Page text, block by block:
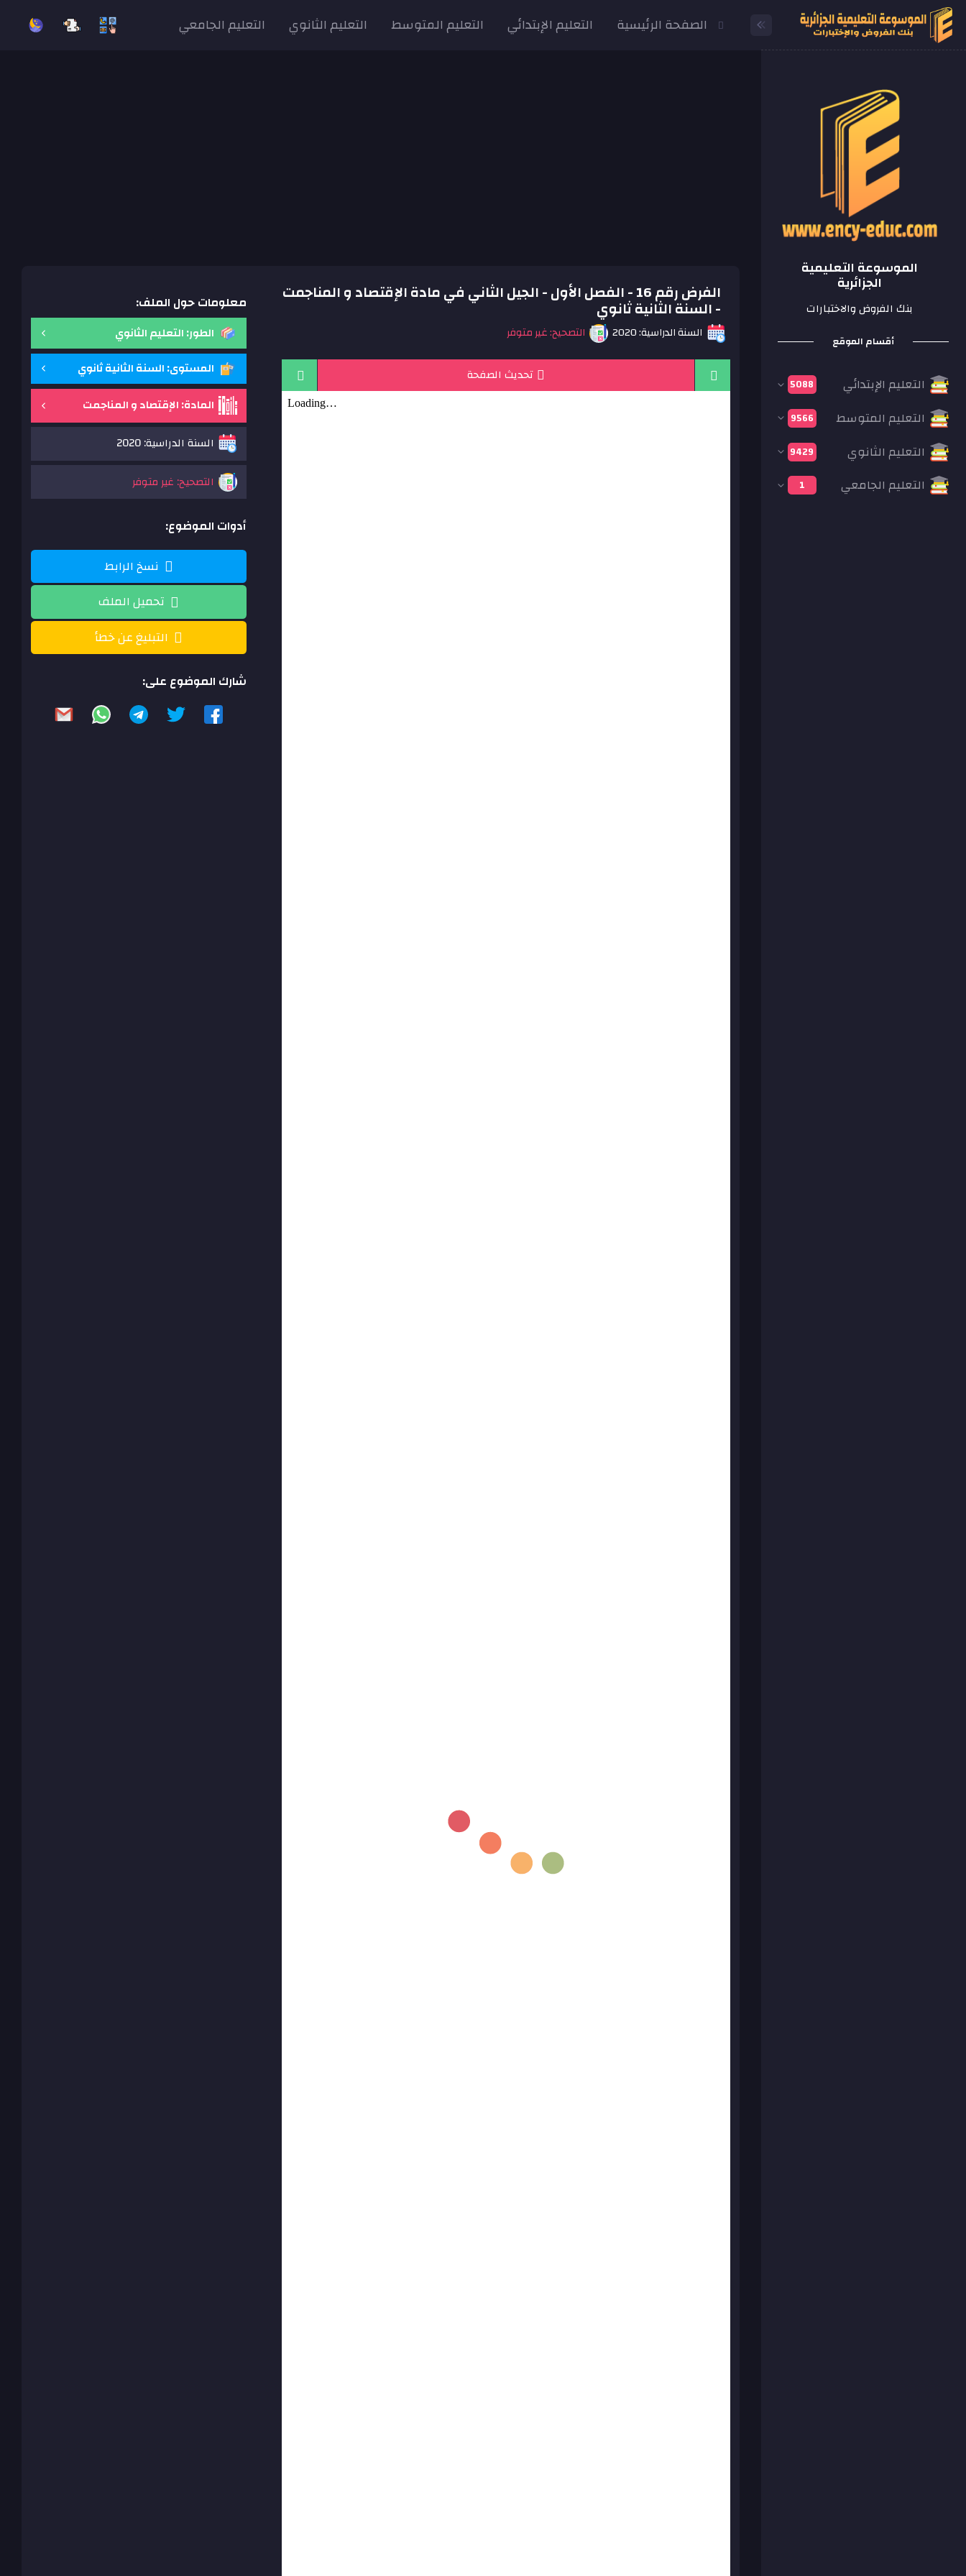
الصفحة الرئيسية التعليم الإبتدائي التعليم المتوسط التعليم الثانوي التعليم الجامعي
الموسوعة التعليمية
الجزائرية
بنك الفروض والاختبارات
أقسام الموقع
التعليم الإبتدائي 5088
التعليم المتوسط 9566
التعليم الثانوي 9429
التعليم الجامعي 1
الفرض رقم 16 - الفصل الأول - الجيل الثاني في مادة الإقتصاد و المناجمت
- السنة الثانية ثانوي
السنة الدراسية: 2020 التصحيح: غير متوفر
تحديث الصفحة
معلومات حول الملف:
الطور: التعليم الثانوي
المستوى: السنة الثانية ثانوي
المادة: الإقتصاد و المناجمت
السنة الدراسية: 2020
التصحيح: غير متوفر
أدوات الموضوع:
نسخ الرابط
تحميل الملف
التبليغ عن خطأ
شارك الموضوع على: